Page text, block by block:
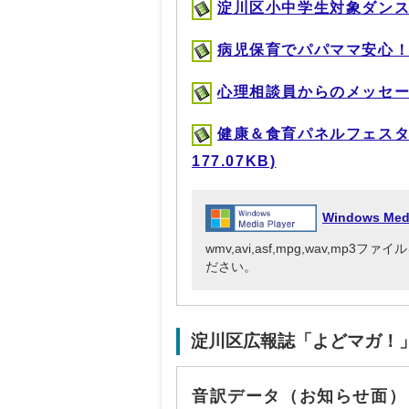
淀川区小中学生対象ダン
病児保育でパパママ安心
心理相談員からのメッセ
健康＆食育パネルフェス
177.07KB)
Windows
wmv,avi,asf,mpg,wav,mp3ファイ
ださい。
淀川区広報誌「よどマガ！
音訳データ（お知らせ面）